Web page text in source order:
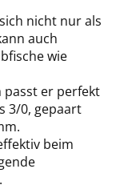
nicht nur als
auch
wie
passt er perfekt
3/0, gepaart
beim